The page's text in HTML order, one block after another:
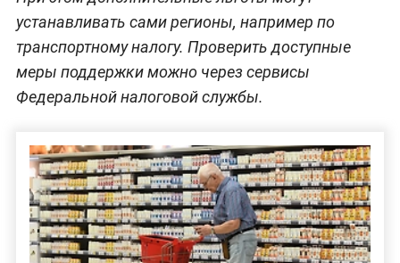
устанавливать сами регионы, например по
транспортному налогу. Проверить доступные
меры поддержки можно через сервисы
Федеральной налоговой службы.